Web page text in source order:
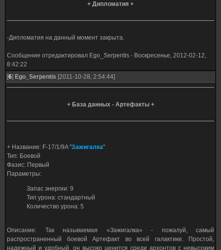
+ Дипломатия +
-Дипломатия на данный момент закрыта.
Сообщение отредактировал Ego_Serpentis - Воскресенье, 2012-02-12,
8:42:22
[6] Ego_Serpentis [2011-10-28, 2:54:44]
+ База данных - Артефакты +
+ Название: F-17/1/9A "Зажигалка"
Тип: Боевой
Фазис: Первый
Параметры:
Запас энергии: 9
Тип урона: стандартный
Количество урона: 5
Описание: Так называемая «Зажигалка» - пожалуй, самый
распространенный боевой Артефакт во всей галактике. Простой,
надежный и удобный, он высоко ценится среди архонтов с невысоким